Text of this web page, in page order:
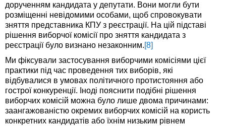
дорученням кандидата у депутати. Вони могли бути
розміщенні невідомими особами, щоб спровокувати
зняття представника КПУ з реєстрації. На цій підставі
рішення виборчої комісії про зняття кандидата з
реєстрації було визнано незаконним. [8]
Ми фіксували застосування виборчими комісіями цієї
практики під час проведення тих виборів, які
відбувалися в умовах політичного протистояння або
гострої конкуренції. Іноді пояснити подібні рішення
виборчих комісій можна було лише двома причинами:
заангажованістю окремих виборчих комісій на користь
конкретних кандидатів або їхнім низьким рівнем